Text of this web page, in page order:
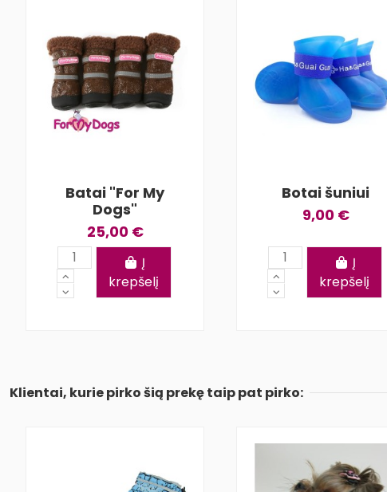
Batai "For My
Dogs"
25,00 €
Į
krepšelį
Botai šuniui
9,00 €
Į
krepšelį
Klientai, kurie pirko šią prekę taip pat pirko: